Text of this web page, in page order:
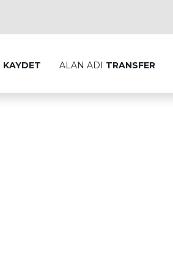
KAYDET ALAN ADI TRANSFER